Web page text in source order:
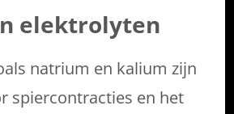
elektrolyten
natrium en kalium zijn
spiercontracties en het